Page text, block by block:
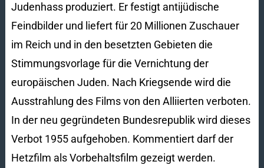
Judenhass produziert. Er festigt antijüdische
Feindbilder und liefert für 20 Millionen Zuschauer
im Reich und in den besetzten Gebieten die
Stimmungsvorlage für die Vernichtung der
europäischen Juden. Nach Kriegsende wird die
Ausstrahlung des Films von den Alliierten verboten.
In der neu gegründeten Bundesrepublik wird dieses
Verbot 1955 aufgehoben. Kommentiert darf der
Hetzfilm als Vorbehaltsfilm gezeigt werden.